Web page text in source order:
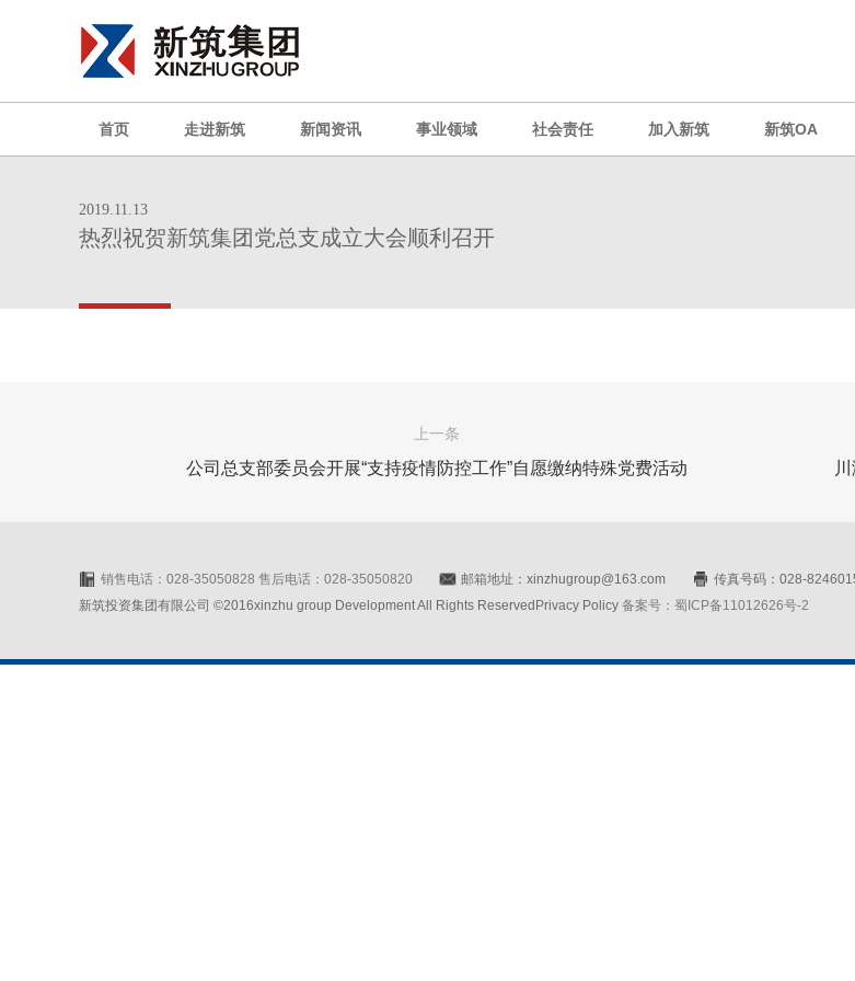
首页 走进新筑 新闻资讯 事业领域 社会责任 加入新筑 新筑OA
2019.11.13
热烈祝贺新筑集团党总支成立大会顺利召开
上一条
公司总支部委员会开展“支持疫情防控工作”自愿缴纳特殊党费活动
销售电话：028-35050828 售后电话：028-35050820 邮箱地址：xinzhugroup@163.com
传真号码：028-
新筑投资集团有限公司 ©2016xinzhu group Development All Rights ReservedPrivacy Policy 备案号：蜀ICP备11012626号-2